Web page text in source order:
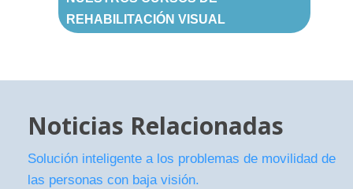
REHABILITACIÓN VISUAL
Noticias Relacionadas
Solución inteligente a los problemas de movilidad de
las personas con baja visión.